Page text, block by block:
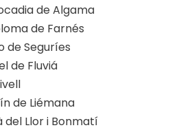
de Algama
de Farnés
de Seguríes
de Fluviá
de Liémana
del Llor i Bonmatí